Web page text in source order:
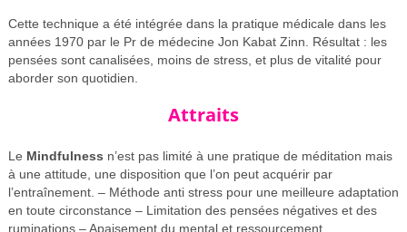
Cette technique a été intégrée dans la pratique médicale dans les
années 1970 par le Pr de médecine Jon Kabat Zinn. Résultat : les
pensées sont canalisées, moins de stress, et plus de vitalité pour
aborder son quotidien.
Attraits
Le Mindfulness n’est pas limité à une pratique de méditation mais
à une attitude, une disposition que l’on peut acquérir par
l’entraînement. – Méthode anti stress pour une meilleure adaptation
en toute circonstance – Limitation des pensées négatives et des
ruminations – Apaisement du mental et ressourcement